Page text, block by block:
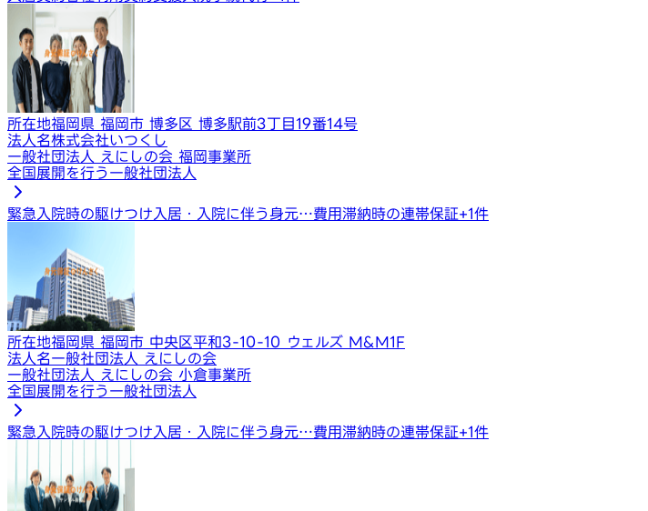
所在地福岡県 福岡市 博多区 博多駅前3丁目19番14号
法人名株式会社いつくし
一般社団法人 えにしの会 福岡事業所
全国展開を行う一般社団法人
緊急入院時の駆けつけ 入居・入院に伴う身元…費用滞納時の連帯保証+1件
所在地福岡県 福岡市 中央区平和3-10-10 ウェルズ M&M1F
法人名一般社団法人 えにしの会
一般社団法人 えにしの会 小倉事業所
全国展開を行う一般社団法人
緊急入院時の駆けつけ 入居・入院に伴う身元…費用滞納時の連帯保証+1件